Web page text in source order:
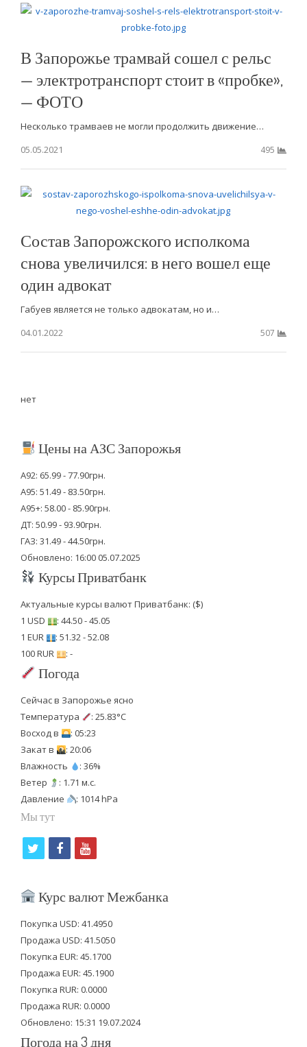
В Запорожье трамвай сошел с рельс
— электротранспорт стоит в «пробке»,
— ФОТО
Несколько трамваев не могли продолжить движение…
05.05.2021
495
Состав Запорожского исполкома
снова увеличился: в него вошел еще
один адвокат
Габуев является не только адвокатам, но и…
04.01.2022
507
нет
Цены на АЗС Запорожья
А92: 65.99 - 77.90грн.
А95: 51.49 - 83.50грн.
А95+: 58.00 - 85.90грн.
ДТ: 50.99 - 93.90грн.
ГАЗ: 31.49 - 44.50грн.
Обновлено: 16:00 05.07.2025
Курсы Приватбанк
Актуальные курсы валют Приватбанк: ($)
1 USD
: 44.50 - 45.05
1 EUR
: 51.32 - 52.08
100 RUR
: -
Погода
Сейчас в Запорожье ясно
Температура
: 25.83°C
Восход в
: 05:23
Закат в
: 20:06
Влажность
: 36%
Ветер
: 1.71 м.с.
Давление
: 1014 hPa
Мы тут
i
t
e
r
f
c
b
o
o
k
y
u
u
b
e
Курс валют Межбанка
Покупка USD: 41.4950
Продажа USD: 41.5050
Покупка EUR: 45.1700
Продажа EUR: 45.1900
Покупка RUR: 0.0000
Продажа RUR: 0.0000
Обновлено: 15:31 19.07.2024
Погода на 3 дня